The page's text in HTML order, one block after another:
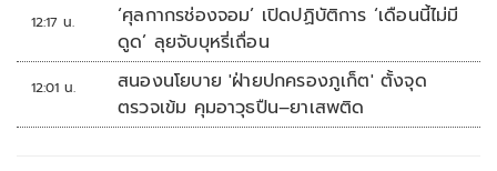
12:17 น.
‘ศุลกากรช่องจอม’ เปิดปฏิบัติการ ‘เดือนนี้ไม่มี
ดูด’ ลุยจับบุหรี่เถื่อน
12:01 น.
สนองนโยบาย 'ฝ่ายปกครองภูเก็ต' ตั้งจุด
ตรวจเข้ม คุมอาวุธปืน–ยาเสพติด